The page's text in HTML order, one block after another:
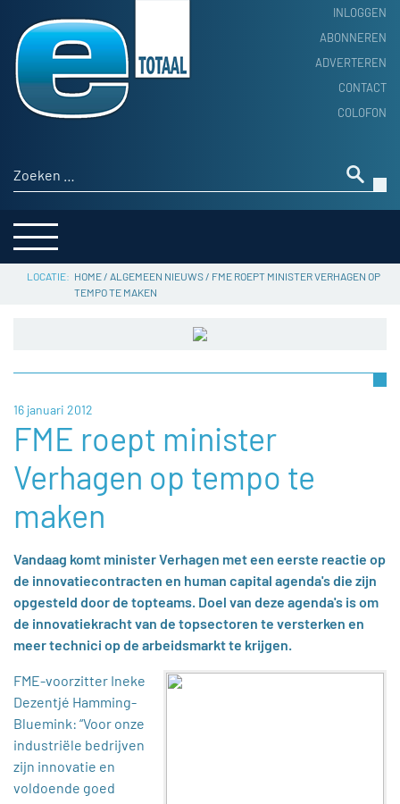
INLOGGEN
ABONNEREN
ADVERTEREN
CONTACT
COLOFON
Zoeken naar:
HOME
PRODUCTNIEUWS
ACHTERGROND
THEMA’S
SERVICE
HOME/ ALGEMEEN NIEUWS/ FME ROEPT MINISTER VERHAGEN OP
TEMPO TE MAKEN
16 januari 2012
FME roept minister
Verhagen op tempo te
maken
Vandaag komt minister Verhagen met een eerste reactie op
de innovatiecontracten en human capital agenda's die zijn
opgesteld door de topteams. Doel van deze agenda's is om
de innovatiekracht van de topsectoren te versterken en
meer technici op de arbeidsmarkt te krijgen.
FME-voorzitter Ineke
Dezentjé Hamming-
Bluemink: “Voor onze
industriële bedrijven
zijn innovatie en
voldoende goed